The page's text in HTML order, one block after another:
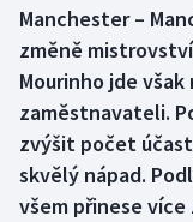
Box
Curling
Dostihy
Florbal
Manchester –
změně
Mourinho jde
zaměstnavateli.
zvýšit počet
skvělý nápad.
všem přinese